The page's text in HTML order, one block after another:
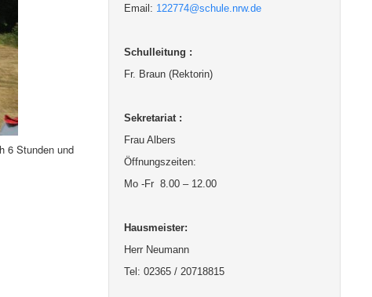
6 Stunden und
Email: 122774@schule.nrw.de
Schulleitung :
Fr. Braun (Rektorin)
Sekretariat :
Frau Albers
Öffnungszeiten:
Mo -Fr 8.00 – 12.00
Hausmeister:
Herr Neumann
Tel: 02365 / 20718815